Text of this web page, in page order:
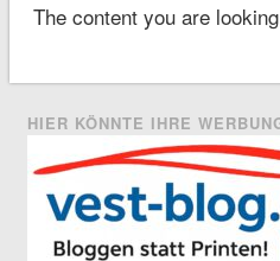
The content you are
HIER KÖNNTE IHRE